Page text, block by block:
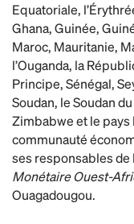
Equatoriale,
Ghana, Guinée,
Maroc, Mauritanie,
l’Ouganda, la
Principe, Sénégal,
Soudan, le Soudan
Zimbabwe et le pays
communauté
ses responsables de
Monétaire Ouest-
Ouagadougou.